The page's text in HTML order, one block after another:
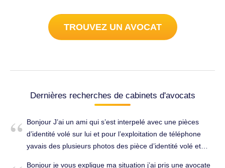
TROUVEZ UN AVOCAT
Dernières recherches de cabinets d'avocats
Bonjour J’ai un ami qui s’est interpelé avec une pièces
d’identité volé sur lui et pour l’exploitation de téléphone
yavais des plusieurs photos des pièce d’identité volé et
Bonjour je vous explique ma situation j’ai pris une avocate